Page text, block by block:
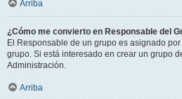
Arriba
¿Cómo me convierto en Responsable del
El Responsable de un grupo es asignado
grupo. Si está interesado en crear un grupo
Administración.
Arriba